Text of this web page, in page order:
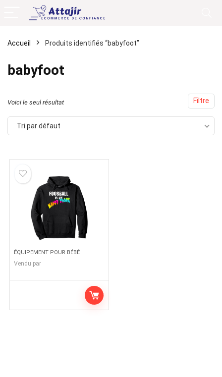
Accueil Produits identifiés “babyfoot”
babyfoot
Filtre
Voici le seul résultat
Tri par défaut
ÉQUIPEMENT POUR BÉBÉ
Vendu par